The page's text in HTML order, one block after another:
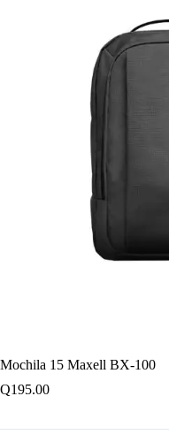
Mochila 15 Maxell BX-100
Q195.00